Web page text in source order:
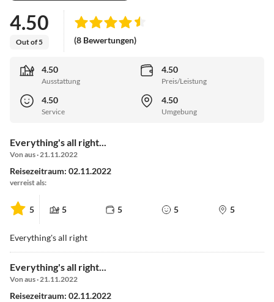
4.50
Out of 5 (8 Bewertungen)
4.50
Ausstattung
4.50
Preis/Leistung
4.50
Service
4.50
Umgebung
Everything's all right...
Von aus · 21.11.2022
Reisezeitraum: 02.11.2022
verreist als:
5 5 5 5 5
Everything's all right
Everything's all right...
Von aus · 21.11.2022
Reisezeitraum: 02.11.2022